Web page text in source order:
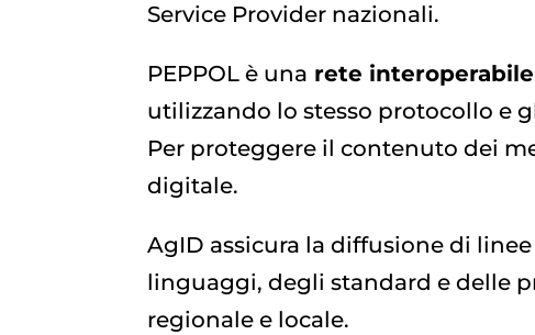
Service Provider nazionali.
PEPPOL è una rete
utilizzando lo stesso protocollo e
Per proteggere il contenuto dei
digitale.
AgID assicura la diffusione di
linguaggi, degli standard e delle
regionale e locale.